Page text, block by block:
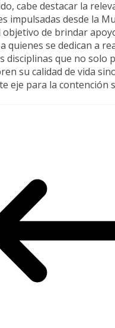
cabe destacar la
impulsadas desde la
objetivo de brindar
quienes se dedican a
disciplinas que no solo
su calidad de vida
eje para la contención